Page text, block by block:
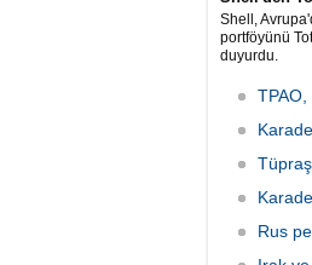
Shell,
portföyünü
duyurdu.
TPAO,
Rus